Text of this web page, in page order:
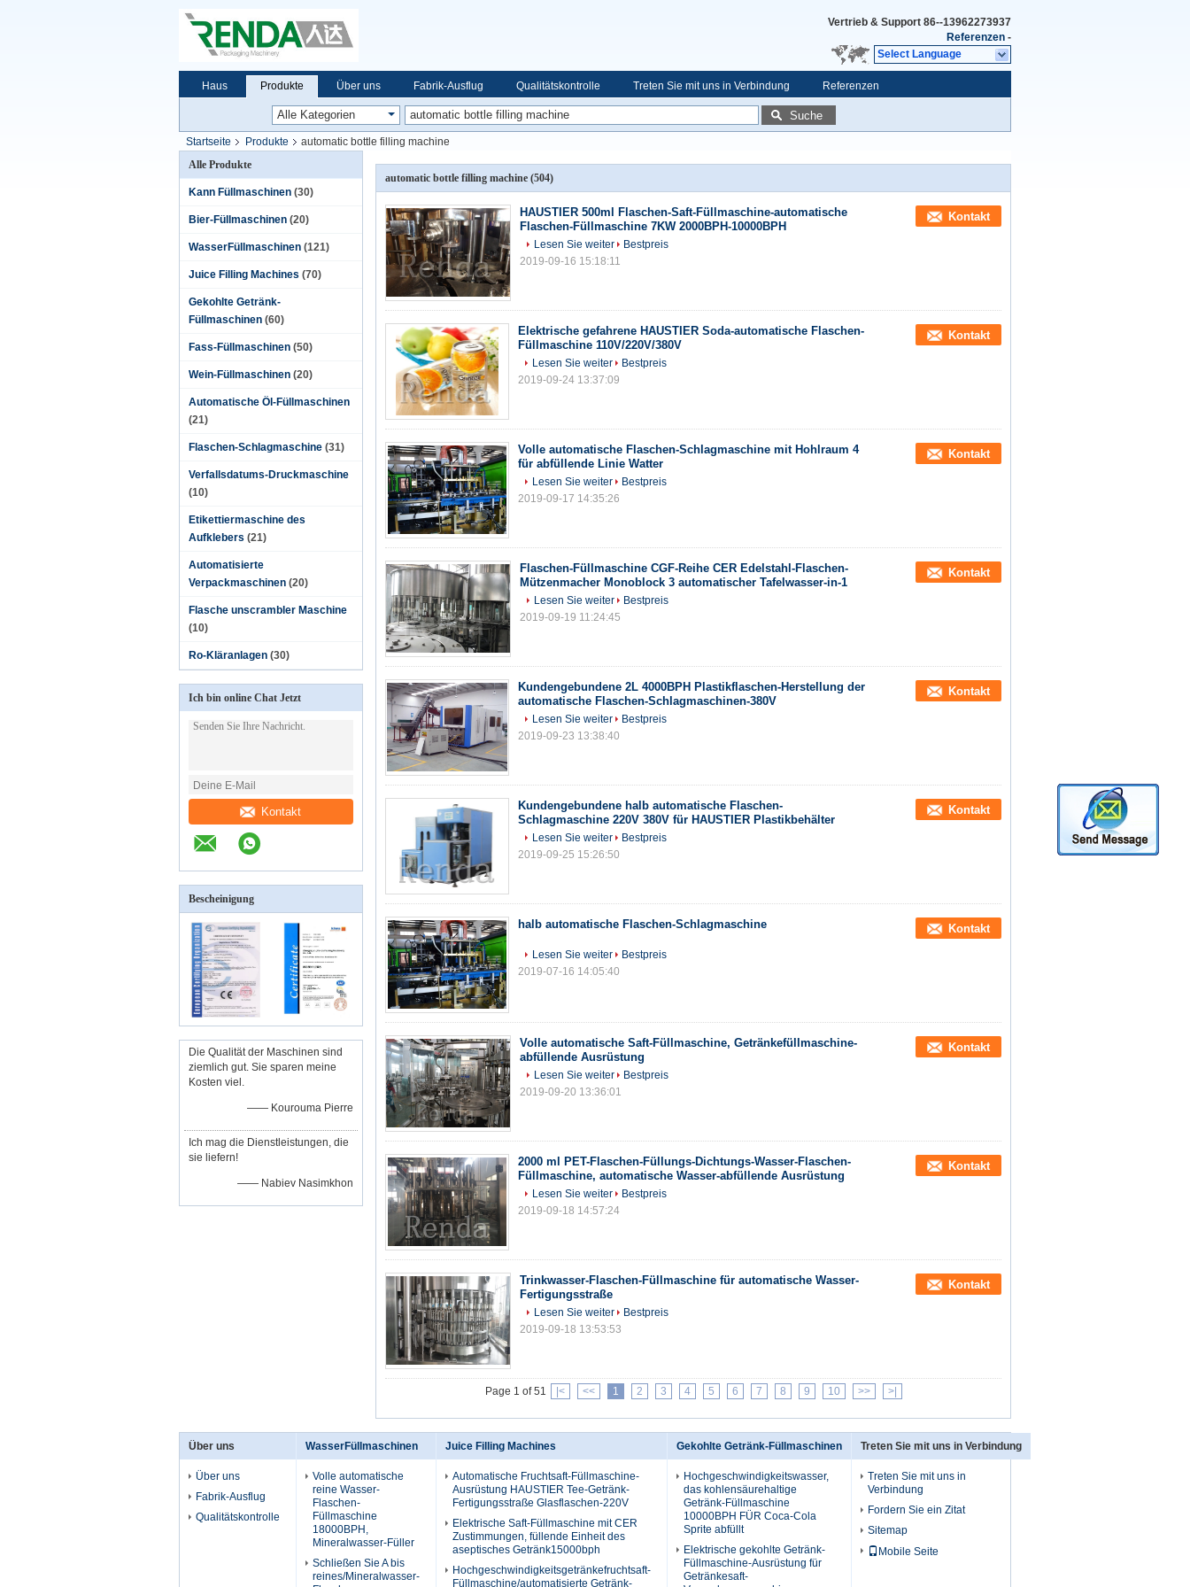
Vertrieb & Support 86--13962273937
Referenzen -
Select Language
Haus Produkte Über uns Fabrik-Ausflug Qualitätskontrolle Treten Sie mit uns in Verbindung Referenzen
Unternehmensnachrichten Suche
Startseite Produkte
automatic bottle filling machine
Alle Produkte
Kann Füllmaschinen (30)
Bier-Füllmaschinen (20)
WasserFüllmaschinen (121)
Juice Filling Machines (70)
Gekohlte Getränk-
Füllmaschinen (60)
Fass-Füllmaschinen (50)
Wein-Füllmaschinen (20)
Automatische Öl-Füllmaschinen
(21)
Flaschen-Schlagmaschine (31)
Verfallsdatums-Druckmaschine
(10)
Etikettiermaschine des
Aufklebers (21)
Automatisierte
Verpackmaschinen (20)
Flasche unscrambler Maschine
(10)
Ro-Kläranlagen (30)
Ich bin online Chat Jetzt
Kontakt
Bescheinigung
Die Qualität der Maschinen sind
ziemlich gut. Sie sparen meine
Kosten viel.
—— Kourouma Pierre
Ich mag die Dienstleistungen, die
sie liefern!
—— Nabiev Nasimkhon
automatic bottle filling machine (504)
HAUSTIER 500ml Flaschen-Saft-Füllmaschine-automatische
Flaschen-Füllmaschine 7KW 2000BPH-10000BPH
Kontakt
Lesen Sie weiter
Bestpreis
2019-09-16 15:18:11
Elektrische gefahrene HAUSTIER Soda-automatische Flaschen-
Füllmaschine 110V/220V/380V
Kontakt
Lesen Sie weiter
Bestpreis
2019-09-24 13:37:09
Volle automatische Flaschen-Schlagmaschine mit Hohlraum 4
für abfüllende Linie Watter
Kontakt
Lesen Sie weiter
Bestpreis
2019-09-17 14:35:26
Flaschen-Füllmaschine CGF-Reihe CER Edelstahl-Flaschen-
Mützenmacher Monoblock 3 automatischer Tafelwasser-in-1
Kontakt
Lesen Sie weiter
Bestpreis
2019-09-19 11:24:45
Kundengebundene 2L 4000BPH Plastikflaschen-Herstellung der
automatische Flaschen-Schlagmaschinen-380V
Kontakt
Lesen Sie weiter
Bestpreis
2019-09-23 13:38:40
Kundengebundene halb automatische Flaschen-
Schlagmaschine 220V 380V für HAUSTIER Plastikbehälter
Kontakt
Lesen Sie weiter
Bestpreis
2019-09-25 15:26:50
halb automatische Flaschen-Schlagmaschine Kontakt
Lesen Sie weiter
Bestpreis
2019-07-16 14:05:40
Volle automatische Saft-Füllmaschine, Getränkefüllmaschine-
abfüllende Ausrüstung
Kontakt
Lesen Sie weiter
Bestpreis
2019-09-20 13:36:01
2000 ml PET-Flaschen-Füllungs-Dichtungs-Wasser-Flaschen-
Füllmaschine, automatische Wasser-abfüllende Ausrüstung
Kontakt
Lesen Sie weiter
Bestpreis
2019-09-18 14:57:24
Trinkwasser-Flaschen-Füllmaschine für automatische Wasser-
Fertigungsstraße
Kontakt
Lesen Sie weiter
Bestpreis
2019-09-18 13:53:53
Page 1 of 51 |< << 1 2 3 4 5 6 7 8 9 10 >> >|
Über uns
Über uns
Fabrik-Ausflug
Qualitätskontrolle
WasserFüllmaschinen
Volle automatische
reine Wasser-
Flaschen-
Füllmaschine
18000BPH,
Mineralwasser-Füller
Schließen Sie A bis
reines/Mineralwasser-
Juice Filling Machines
Automatische Fruchtsaft-Füllmaschine-
Ausrüstung HAUSTIER Tee-Getränk-
Fertigungsstraße Glasflaschen-220V
Elektrische Saft-Füllmaschine mit CER
Zustimmungen, füllende Einheit des
aseptisches Getränk15000bph
Hochgeschwindigkeitsgetränkefruchtsaft-
Füllmaschine/automatisierte Getränk-
Gekohlte Getränk-Füllmaschinen
Hochgeschwindigkeitswasser,
das kohlensäurehaltige
Getränk-Füllmaschine
10000BPH FÜR Coca-Cola
Sprite abfüllt
Elektrische gekohlte Getränk-
Füllmaschine-Ausrüstung für
Getränkesaft-
Treten Sie mit uns in Verbindung
Treten Sie mit uns in
Verbindung
Fordern Sie ein Zitat
Sitemap
Mobile Seite